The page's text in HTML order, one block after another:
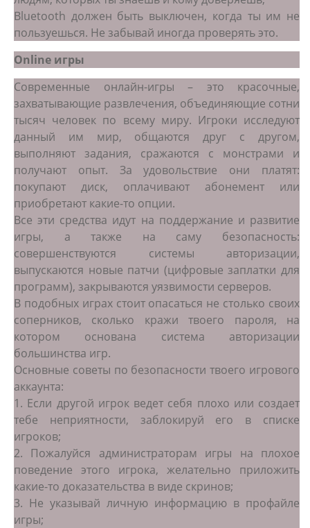
Bluetooth должен быть выключен, когда ты им не
пользуешься. Не забывай иногда проверять это.
Online игры
Современные онлайн-игры – это красочные,
захватывающие развлечения, объединяющие сотни
тысяч человек по всему миру. Игроки исследуют
данный им мир, общаются друг с другом,
выполняют задания, сражаются с монстрами и
получают опыт. За удовольствие они платят:
покупают диск, оплачивают абонемент или
приобретают какие-то опции.
Все эти средства идут на поддержание и развитие
игры, а также на саму безопасность:
совершенствуются системы авторизации,
выпускаются новые патчи (цифровые заплатки для
программ), закрываются уязвимости серверов.
В подобных играх стоит опасаться не столько своих
соперников, сколько кражи твоего пароля, на
котором основана система авторизации
большинства игр.
Основные советы по безопасности твоего игрового
аккаунта:
1. Если другой игрок ведет себя плохо или создает
тебе неприятности, заблокируй его в списке
игроков;
2. Пожалуйся администраторам игры на плохое
поведение этого игрока, желательно приложить
какие-то доказательства в виде скринов;
3. Не указывай личную информацию в профайле
игры;